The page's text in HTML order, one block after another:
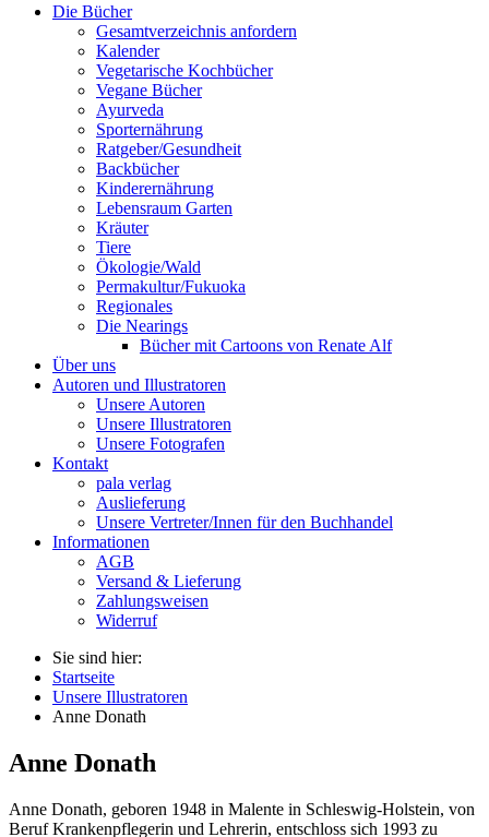
Die Bücher
Gesamtverzeichnis anfordern
Kalender
Vegetarische Kochbücher
Vegane Bücher
Ayurveda
Sporternährung
Ratgeber/Gesundheit
Backbücher
Kinderernährung
Lebensraum Garten
Kräuter
Tiere
Ökologie/Wald
Permakultur/Fukuoka
Regionales
Die Nearings
Bücher mit Cartoons von Renate Alf
Über uns
Autoren und Illustratoren
Unsere Autoren
Unsere Illustratoren
Unsere Fotografen
Kontakt
pala verlag
Auslieferung
Unsere Vertreter/Innen für den Buchhandel
Informationen
AGB
Versand & Lieferung
Zahlungsweisen
Widerruf
Sie sind hier:
Startseite
Unsere Illustratoren
Anne Donath
Anne Donath
Anne Donath, geboren 1948 in Malente in Schleswig-Holstein, von
Beruf Krankenpflegerin und Lehrerin, entschloss sich 1993 zu